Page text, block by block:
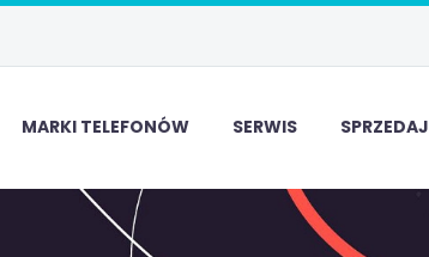
MARKI TELEFONÓW SERWIS SPRZEDAJ